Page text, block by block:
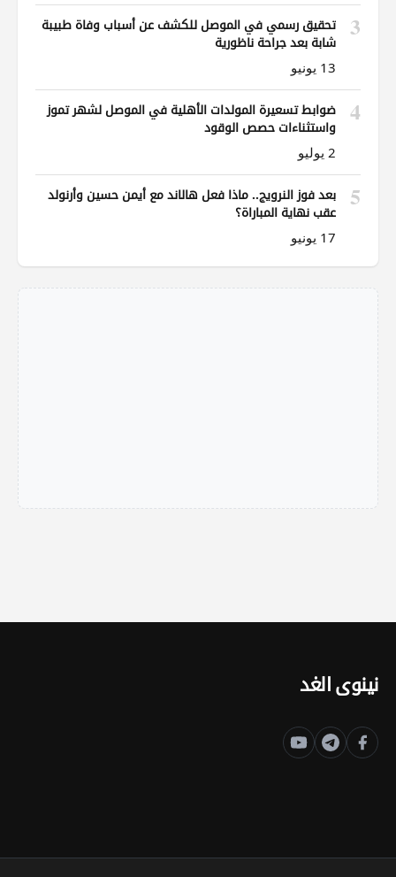
3
تحقيق رسمي في الموصل للكشف عن أسباب وفاة طبيبة
شابة بعد جراحة ناظورية
13 يونيو
4
ضوابط تسعيرة المولدات الأهلية في الموصل لشهر تموز
واستثناءات حصص الوقود
2 يوليو
5
بعد فوز النرويج.. ماذا فعل هالاند مع أيمن حسين وأرنولد
عقب نهاية المباراة؟
17 يونيو
نينوى الغد